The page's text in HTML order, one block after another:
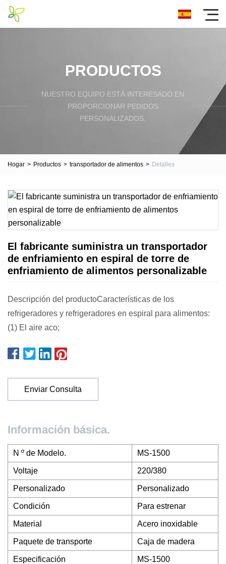
PRODUCTOS
NUESTRO EQUIPO ESTÁ INTERESADO EN
PROPORCIONAR PEDIDOS
PERSONALIZADOS.
Hogar > Productos > transportador de alimentos > Detalles
El fabricante suministra un transportador
de enfriamiento en espiral de torre de
enfriamiento de alimentos personalizable
Descripción del productoCaracterísticas de los
refrigeradores y refrigeradores en espiral para alimentos:
(1) El aire aco;
Enviar Consulta
Información básica.
N º de Modelo. MS-1500
Voltaje 220/380
Personalizado Personalizado
Condición Para estrenar
Material Acero inoxidable
Paquete de transporte Caja de madera
Especificación MS-1500